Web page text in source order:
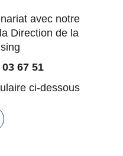
avec notre
Direction de la
67 51
ci-dessous